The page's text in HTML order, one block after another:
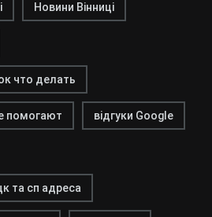
Новини Вінниці
что делать
помогают відгуки Google
та сп адреса